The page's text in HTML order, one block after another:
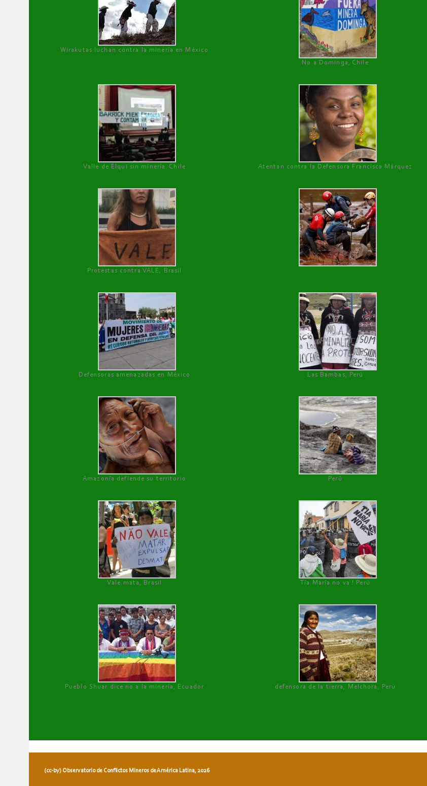
Wirakutas luchan contra la minería en México
No a Dominga, Chile
Valle de Elqui sin minería. Chile Atentan contra la Defensora Francisca Márquez
Protestas contra VALE, Brasil
Defensoras amenazadas en México Las Bambas, Perú
Amazonía defiende su territorio Perú
Vale mata, Brasil Tía María no va ! Perú
Pueblo Shuar dice no a la minería, Ecuador defensora de la tierra, Melchora, Perú
(cc-by) Observatorio de Conflictos Mineros de América Latina, 2026